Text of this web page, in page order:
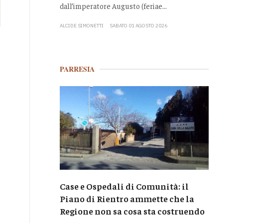
dall’imperatore Augusto (feriae...
ALCIDE SIMONETTI SABATO 01 AGOSTO 2026
PARRESIA
Case e Ospedali di Comunità: il
Piano di Rientro ammette che la
Regione non sa cosa sta costruendo